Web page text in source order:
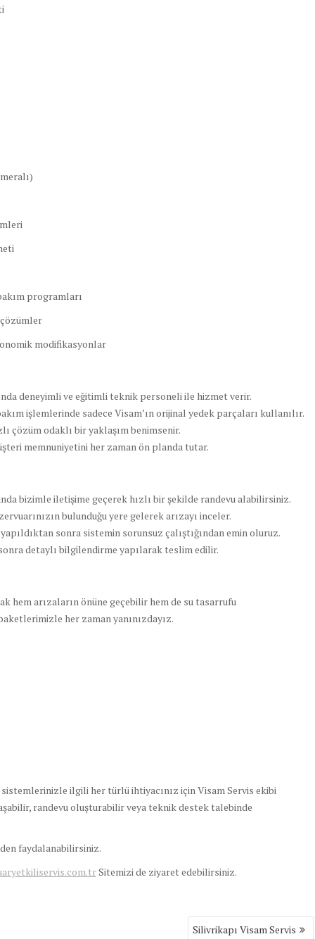
programları
modifikasyonlar
deneyimli ve eğitimli teknik personeli ile hizmet verir.
işlemlerinde sadece Visam’ın orijinal yedek parçaları kullanılır.
çözüm odaklı bir yaklaşım benimsenir.
memnuniyetini her zaman ön planda tutar.
bizimle iletişime geçerek hızlı bir şekilde randevu alabilirsiniz.
bulunduğu yere gelerek arızayı inceler.
sonra sistemin sorunsuz çalıştığından emin oluruz.
detaylı bilgilendirme yapılarak teslim edilir.
hem arızaların önüne geçebilir hem de su tasarrufu
her zaman yanınızdayız.
ilgili her türlü ihtiyacınız için Visam Servis ekibi
randevu oluşturabilir veya teknik destek talebinde
faydalanabilirsiniz.
Sitemizi de ziyaret edebilirsiniz.
Silivrikapı Visam Servis